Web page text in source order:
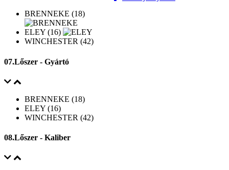
BRENNEKE (18)
ELEY (16)
WINCHESTER (42)
07.Lőszer - Gyártó
BRENNEKE (18)
ELEY (16)
WINCHESTER (42)
08.Lőszer - Kaliber